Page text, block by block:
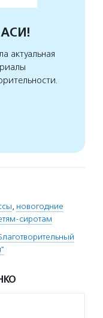
АСИ!
актуальная
, новогодние
сиротам